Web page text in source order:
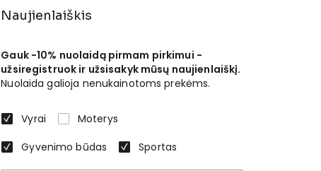
Naujienlaiškis
Gauk -10% nuolaidą pirmam pirkimui -
užsiregistruok ir užsisakyk mūsų naujienlaiškį.
Nuolaida galioja nenukainotoms prekėms.
Vyrai
Moterys
Gyvenimo būdas
Sportas